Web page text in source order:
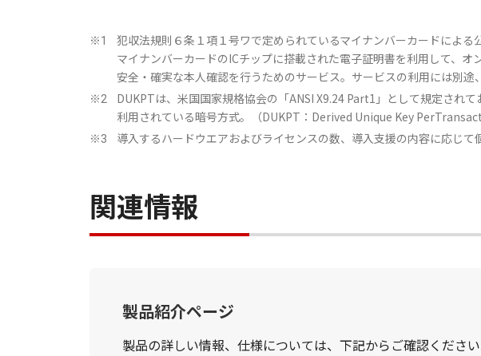
※1
犯収法規則６条１項１号ワで定められているマイナンバーカードによ
マイナンバーカードのICチップに搭載された電子証明書を利用して、
安全・確実な本人確認を行うためのサービス。サービスの利用には別途
※2
DUKPTは、米国国家規格協会の「ANSI X9.24 Part1」として規定され
利用されている暗号方式。（DUKPT：Derived Unique Key
※3 導入するハードウエアおよびライセンスの数、導入支援の内容に応じて
関連情報
製品紹介ページ
製品の詳しい情報、仕様については、下記からご確認ください